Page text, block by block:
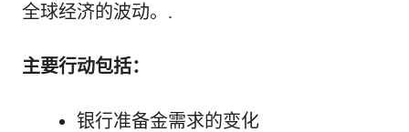
全球经济的波动。.
主要行动包括：
银行准备金需求的变化